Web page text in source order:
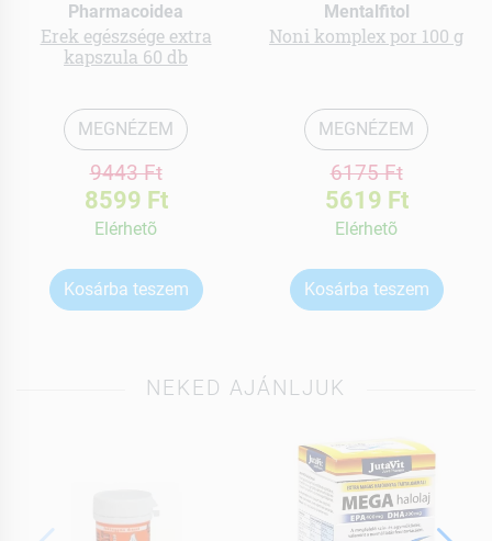
Pharmacoidea
Erek egészsége extra
kapszula 60 db
MEGNÉZEM
9443 Ft
8599 Ft
Elérhetõ
Kosárba teszem
Mentalfitol
Noni komplex por 100 g
MEGNÉZEM
6175 Ft
5619 Ft
Elérhetõ
Kosárba teszem
NEKED AJÁNLJUK